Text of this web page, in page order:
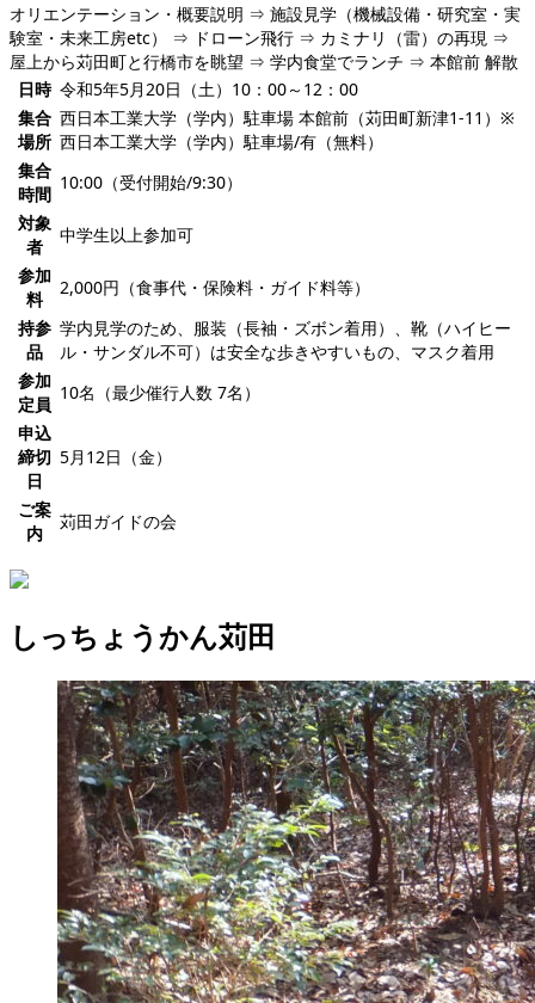
オリエンテーション・概要説明 ⇒ 施設見学（機械設備・研究室・実
験室・未来工房etc） ⇒ ドローン飛行 ⇒ カミナリ（雷）の再現 ⇒
屋上から苅田町と行橋市を眺望 ⇒ 学内食堂でランチ ⇒ 本館前 解散
日時 令和5年5月20日（土）10：00～12：00
集合
場所
西日本工業大学（学内）駐車場 本館前（苅田町新津1-11）※
西日本工業大学（学内）駐車場/有（無料）
集合
時間
10:00（受付開始/9:30）
対象
者
中学生以上参加可
参加
料
2,000円（食事代・保険料・ガイド料等）
持参
品
学内見学のため、服装（長袖・ズボン着用）、靴（ハイヒー
ル・サンダル不可）は安全な歩きやすいもの、マスク着用
参加
定員
10名（最少催行人数 7名）
申込
締切
日
5月12日（金）
ご案
内
苅田ガイドの会
しっちょうかん苅田